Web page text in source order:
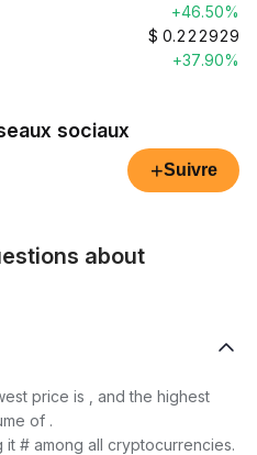
+46.50%
$ 0.222929
+37.90%
sociaux
+Suivre
about
price is , and the highest
of .
it # among all cryptocurrencies.